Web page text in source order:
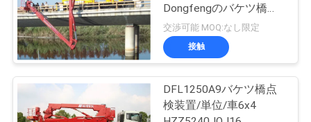
私
達
に
つ
Dongfengのバケツ橋点
検装置
交渉可能 MOQ:なし限定
接触
DFL1250A9バケツ橋点
検装置/単位/車6x4